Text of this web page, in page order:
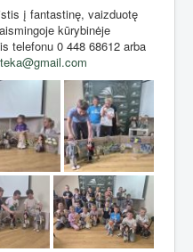
į fantastinę, vaizduotę
kūrybinėje
telefonu 0 448 68612 arba